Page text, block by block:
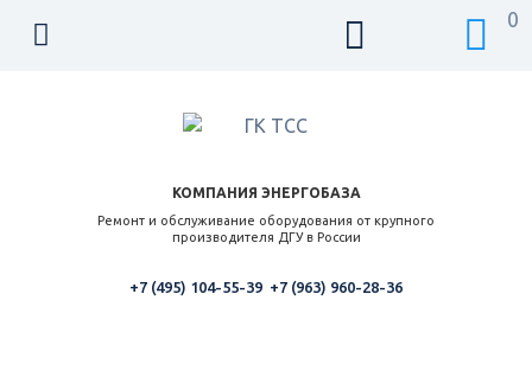
КОМПАНИЯ ЭНЕРГОБАЗА
Ремонт и обслуживание оборудования от крупного
производителя ДГУ в России
0
+7 (495) 104-55-39 +7 (963) 960-28-36